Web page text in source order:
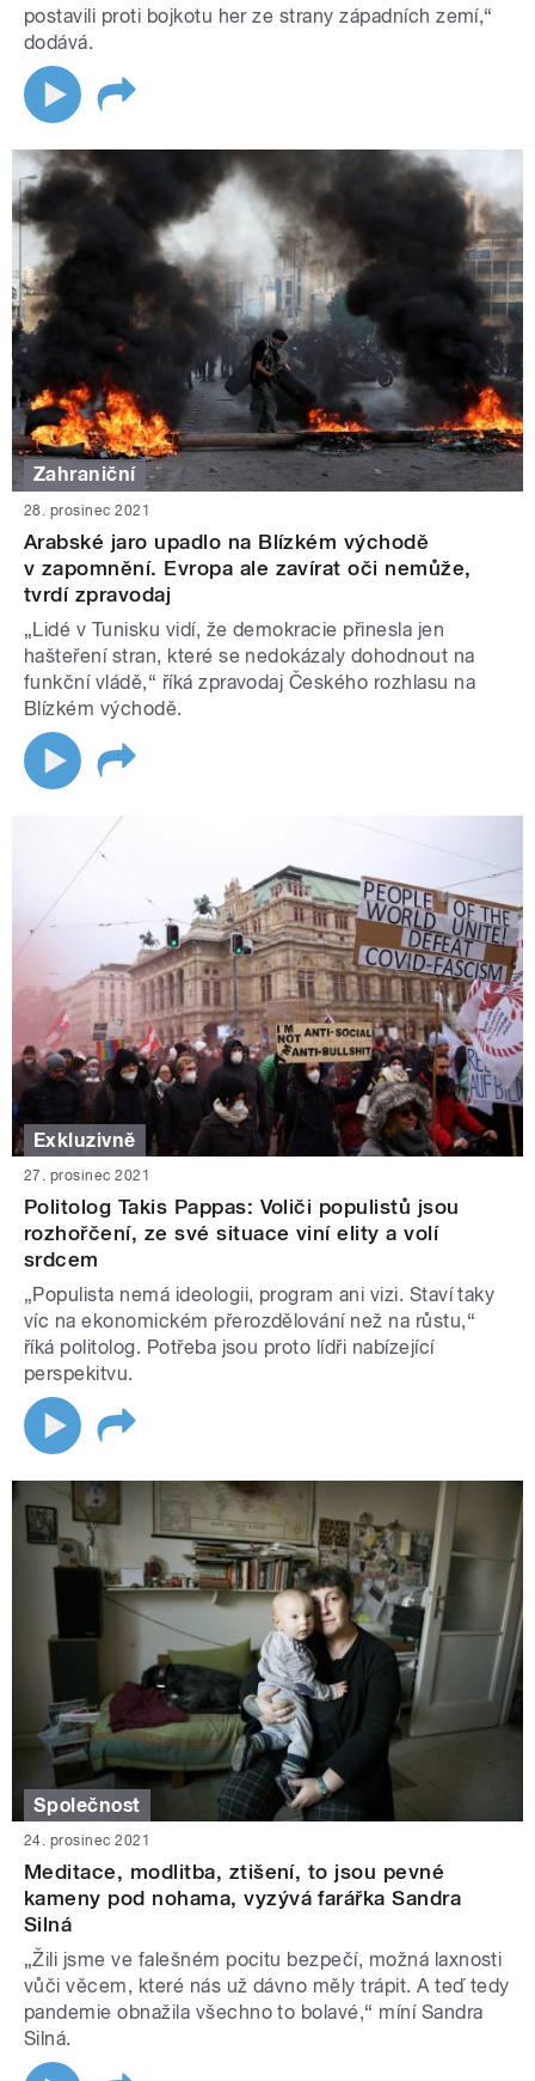
postavili proti bojkotu her ze strany západních zemí,“
dodává.
Zahraniční
28. prosinec 2021
Arabské jaro upadlo na Blízkém východě
v zapomnění. Evropa ale zavírat oči nemůže,
tvrdí zpravodaj
„Lidé v Tunisku vidí, že demokracie přinesla jen
hašteření stran, které se nedokázaly dohodnout na
funkční vládě,“ říká zpravodaj Českého rozhlasu na
Blízkém východě.
Exkluzivně
27. prosinec 2021
Politolog Takis Pappas: Voliči populistů jsou
rozhořčení, ze své situace viní elity a volí
srdcem
„Populista nemá ideologii, program ani vizi. Staví taky
víc na ekonomickém přerozdělování než na růstu,“
říká politolog. Potřeba jsou proto lídři nabízející
perspekitvu.
Společnost
24. prosinec 2021
Meditace, modlitba, ztišení, to jsou pevné
kameny pod nohama, vyzývá farářka Sandra
Silná
„Žili jsme ve falešném pocitu bezpečí, možná laxnosti
vůči věcem, které nás už dávno měly trápit. A teď tedy
pandemie obnažila všechno to bolavé,“ míní Sandra
Silná.